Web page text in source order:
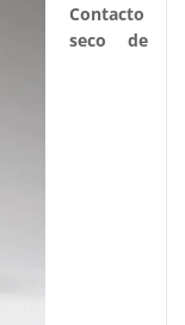
Contacto
seco de